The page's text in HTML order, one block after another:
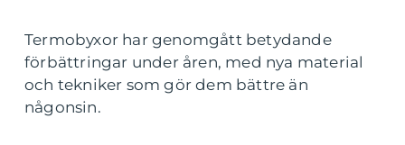
Termobyxor har genomgått betydande
förbättringar under åren, med nya material
och tekniker som gör dem bättre än
någonsin.